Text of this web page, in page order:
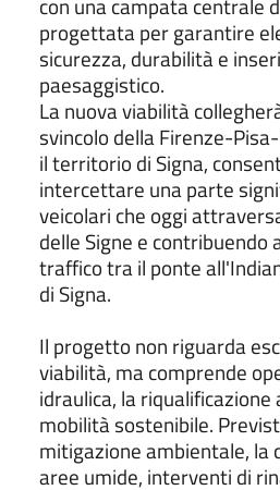
con una campata centrale
progettata per garantire
sicurezza, durabilità e
paesaggistico.
La nuova viabilità
svincolo della Firenze-
il territorio di Signa,
intercettare una parte
veicolari che oggi
delle Signe e contribuendo
traffico tra il ponte
di Signa.
Il progetto non riguarda
viabilità, ma comprende
idraulica, la
mobilità sostenibile.
mitigazione ambientale, la
aree umide, interventi di